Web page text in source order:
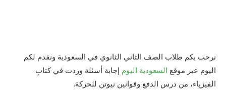
نرحب بكم طلاب الصف الثاني الثانوي في السعودية ونقدم لكم
اليوم عبر موقع السعودية اليوم إجابة أسئلة وردت في كتاب
الفيزياء، من درس الدفع وقوانين نيوتن للحركة.